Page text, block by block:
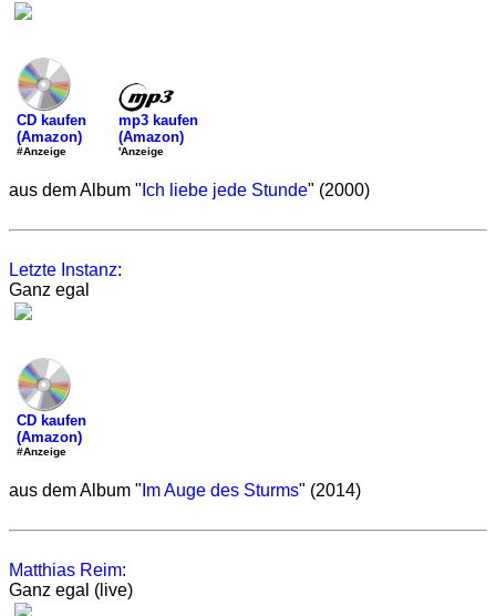
CD kaufen
(Amazon)
#Anzeige
mp3 kaufen
(Amazon)
'Anzeige
aus dem Album " Ich liebe jede Stunde" (2000)
Letzte Instanz:
Ganz egal
CD kaufen
(Amazon)
#Anzeige
aus dem Album " Im Auge des Sturms" (2014)
Matthias Reim:
Ganz egal (live)